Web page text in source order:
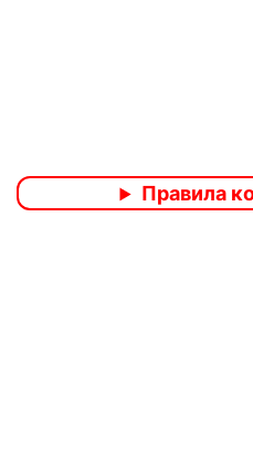
Правила